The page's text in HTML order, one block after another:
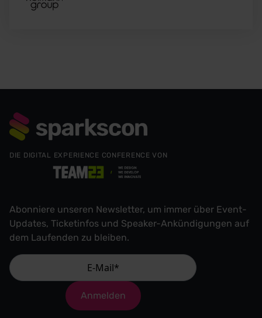
DIE DIGITAL EXPERIENCE CONFERENCE VON
Abonniere unseren Newsletter, um immer über Event-
Updates, Ticketinfos und Speaker-Ankündigungen auf
dem Laufenden zu bleiben.
Anmelden